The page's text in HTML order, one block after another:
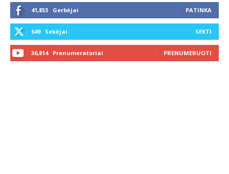
41,853 Gerbėjai PATINKA
649 Sekėjai SEKTI
36,814 Prenumeratoriai PRENUMERUOTI